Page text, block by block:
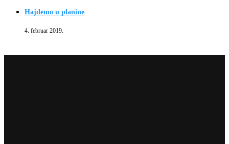
Hajdemo u planine
4. februar 2019.